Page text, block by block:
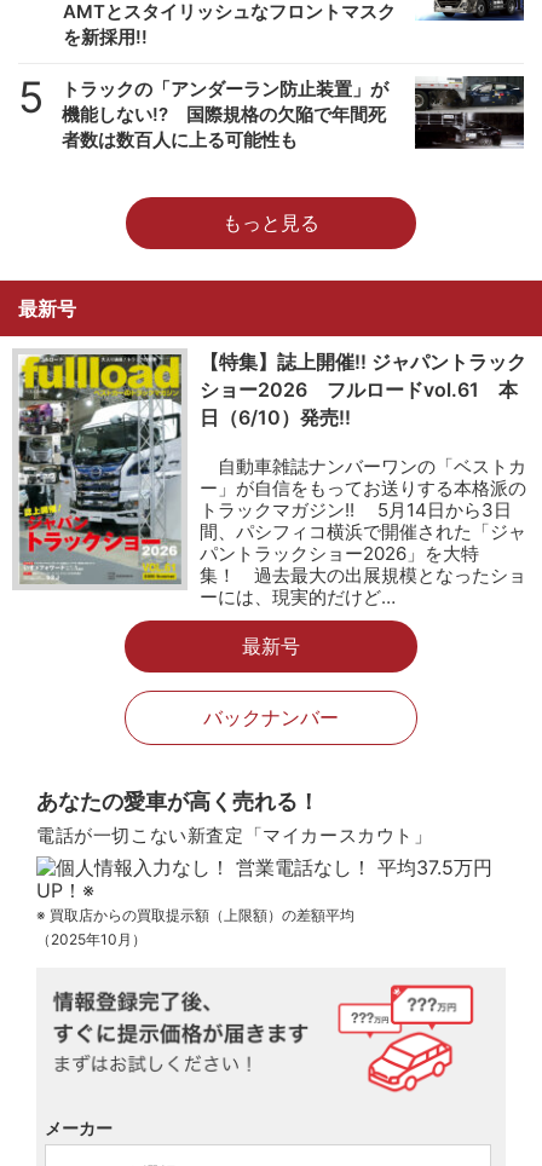
AMTとスタイリッシュなフロントマスク
を新採用!!
5
トラックの「アンダーラン防止装置」が
機能しない!? 国際規格の欠陥で年間死
者数は数百人に上る可能性も
もっと見る
最新号
【特集】誌上開催!! ジャパントラック
ショー2026 フルロードvol.61 本
日（6/10）発売!!
自動車雑誌ナンバーワンの「ベストカ
ー」が自信をもってお送りする本格派の
トラックマガジン!! 5月14日から3日
間、パシフィコ横浜で開催された「ジャ
パントラックショー2026」を大特
集！ 過去最大の出展規模となったショ
ーには、現実的だけど…
最新号
バックナンバー
あなたの愛車が高く売れる！
電話が一切こない新査定「マイカースカウト」
※ 買取店からの買取提示額（上限額）の差額平均
（2025年10月）
メーカー